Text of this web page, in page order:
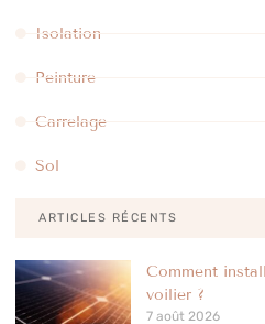
Isolation
Peinture
Carrelage
Sol
ARTICLES RÉCENTS
Comment
voilier ?
7 août 2026